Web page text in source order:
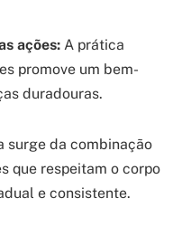
ações: A prática
promove um bem-
duradouras.
surge da combinação
que respeitam o corpo
e consistente.